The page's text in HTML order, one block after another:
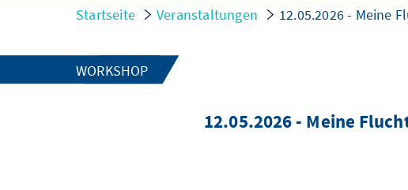
Startseite Veranstaltungen 12.05.2026 - Meine
WORKSHOP
12.05.2026 - Meine